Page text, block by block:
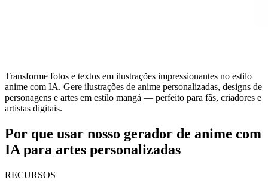
Transforme fotos e textos em ilustrações impressionantes no estilo
anime com IA. Gere ilustrações de anime personalizadas, designs de
personagens e artes em estilo mangá — perfeito para fãs, criadores e
artistas digitais.
Por que usar nosso gerador de anime com
IA para artes personalizadas
RECURSOS